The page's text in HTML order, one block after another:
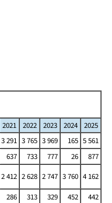
2021 2022 2023 2024
2025
3 291 3 765 3 969 165 5 561
637 733 777 26
877
2 412 2 628 2 747 3 760 4 162
286 313 329 452
442